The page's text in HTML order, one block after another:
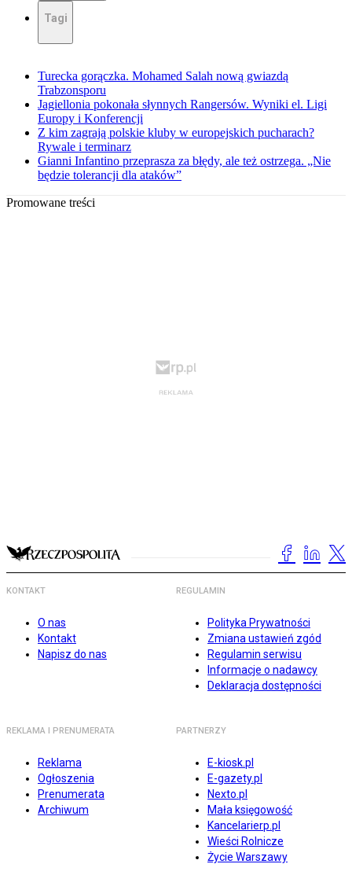
Tagi
Turecka gorączka. Mohamed Salah nową gwiazdą
Trabzonsporu
Jagiellonia pokonała słynnych Rangersów. Wyniki el. Ligi
Europy i Konferencji
Z kim zagrają polskie kluby w europejskich pucharach?
Rywale i terminarz
Gianni Infantino przeprasza za błędy, ale też ostrzega. „Nie
będzie tolerancji dla ataków”
Promowane treści
KONTAKT
O nas
Kontakt
Napisz do nas
REGULAMIN
Polityka Prywatności
Zmiana ustawień zgód
Regulamin serwisu
Informacje o nadawcy
Deklaracja dostępności
REKLAMA I PRENUMERATA
Reklama
Ogłoszenia
Prenumerata
Archiwum
PARTNERZY
E-kiosk.pl
E-gazety.pl
Nexto.pl
Mała księgowość
Kancelarierp.pl
Wieści Rolnicze
Życie Warszawy